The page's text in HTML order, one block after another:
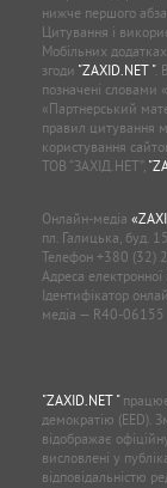
нижче першого
Цитування і
Мобільних
згоди "ZAXID.NET ".
позначені словами
«Партнерський
правил цитування
користування
ТОВ “ЗАХІД.НЕТ”,
Онлайн-медіа
пл. Галицька, буд.
Телефон +380 (32)
Адреса
Ідентифікатор
медіа — R40-06155
"ZAXID.NET "працює
демократію (EED).
відображає
висловлені у
відповідальністю